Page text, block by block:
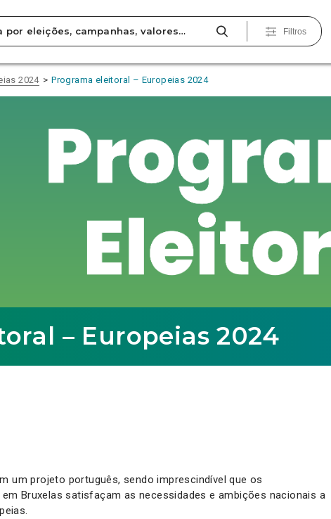
Filtros
2024 Programa eleitoral – Europeias 2024
– Europeias 2024
um projeto português, sendo imprescindível que os
Bruxelas satisfaçam as necessidades e ambições nacionais a